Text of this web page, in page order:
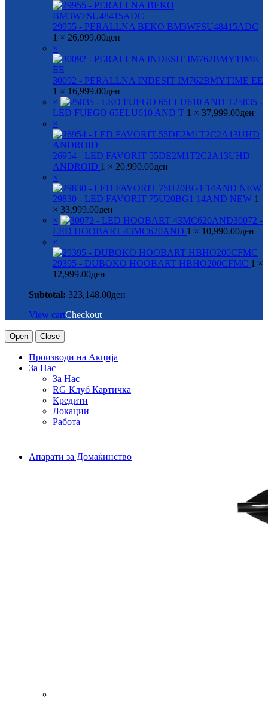
29955 - PERALLNA BEKO BM3WFSU48415ADC
1 × 26,999.00ден
×
30092 - PERALLNA INDESIT IM762BMYTIME EE
1 × 16,999.00ден
×
25835 -
LED FUEGO 65ELU610 AND T 1 × 37,999.00ден
×
26954 - LED FAVORIT 55DE2M1T2C2A13UHD
ANDROID 1 × 20,990.00ден
×
29830 - LED FAVORIT 75U20BG1 14AND NEW 1
× 33,999.00ден
×
30072 -
LED HOOBART 43MC620AND 1 × 10,990.00ден
×
29395 - DUBOKO HOOBART HBHO200CFMC 1 ×
12,999.00ден
Subtotal: 323,148.00ден
View cartCheckout
Open Close
Производи на Акција
За Нас
За Нас
RG Клуб Картичка
Кредити
Локации
Работа
Апарати за Домаќинство